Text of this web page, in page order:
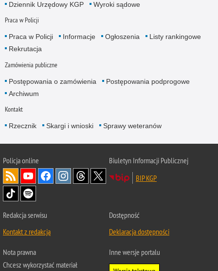
Dziennik Urzędowy KGP Wyroki sądowe
Praca w Policji
Praca w Policji Informacje Ogłoszenia
Listy rankingowe
Rekrutacja
Zamówienia publiczne
Postępowania o zamówienia
Postępowania podprogowe
Archiwum
Kontakt
Rzecznik Skargi i wnioski Sprawy weteranów
Policjaonline
Biuletyn Informacji Publicznej
BIP KGP
Redakcja serwisu
Kontakt z redakcją
Dostępność
Deklaracja dostępności
Nota prawna
Chcesz wykorzystać materiał
Inne wersje portalu